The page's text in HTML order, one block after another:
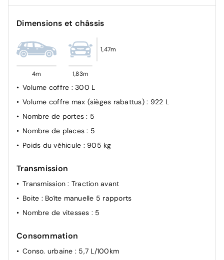
Airbags frontaux AV, latéraux AV et rideaux
Dimensions et châssis
4m 1,83m
1,47m
Volume coffre : 300 L
Volume coffre max (sièges rabattus) : 922 L
Nombre de portes: 5
Nombre de places: 5
Poids du véhicule : 905 kg
Transmission
Transmission: Traction avant
Boite : Boîte manuelle 5 rapports
Nombre de vitesses : 5
Consommation
Conso. urbaine : 5,7 L/100km